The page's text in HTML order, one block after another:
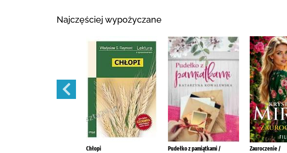
Najczęściej wypożyczane
Chłopi Pudełko z pamiątkami / Zauroczenie /